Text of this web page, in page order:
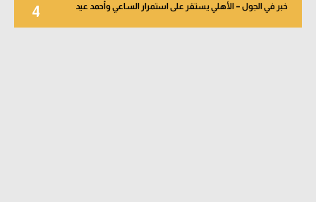
4 خبر في الجول – الأهلي يستقر على استمرار الساعي وأحمد عيد